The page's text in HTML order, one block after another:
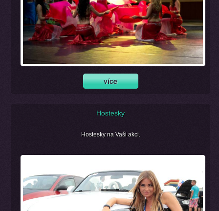
Hostesky
Hostesky na Vaši akci.